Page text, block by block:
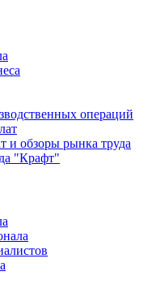
операций
и обзоры рынка труда
"Крафт"